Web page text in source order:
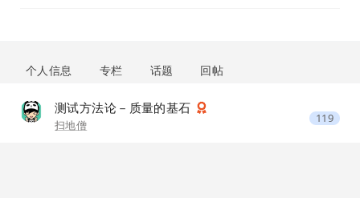
个人信息 专栏 话题 回帖
测试方法论－质量的基石
扫地僧 119